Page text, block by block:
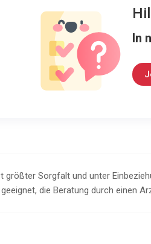
In
größter Sorgfalt und unter
die Beratung durch einen